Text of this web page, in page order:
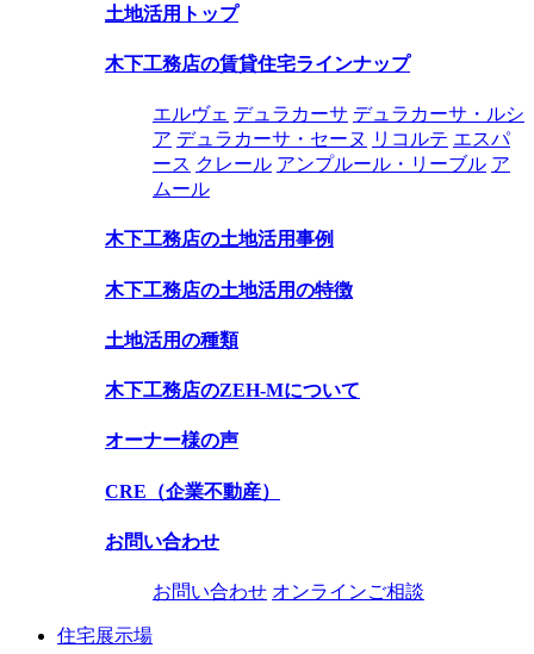
土地活用トップ
木下工務店の賃貸住宅ラインナップ
エルヴェ デュラカーサ デュラカーサ・ルシ
ア デュラカーサ・セーヌ リコルテ エスパ
ース クレール アンプルール・リーブル ア
ムール
木下工務店の土地活用事例
木下工務店の土地活用の特徴
土地活用の種類
木下工務店のZEH-Mについて
オーナー様の声
CRE（企業不動産）
お問い合わせ
お問い合わせ オンラインご相談
住宅展示場